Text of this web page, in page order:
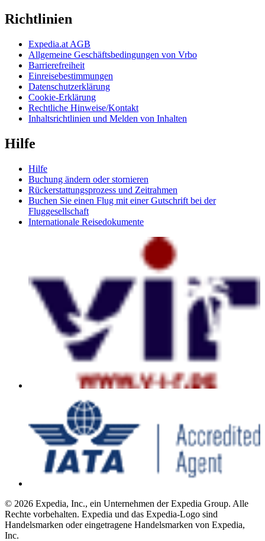
Richtlinien
Expedia.at AGB
Allgemeine Geschäftsbedingungen von Vrbo
Barrierefreiheit
Einreisebestimmungen
Datenschutzerklärung
Cookie-Erklärung
Rechtliche Hinweise/Kontakt
Inhaltsrichtlinien und Melden von Inhalten
Hilfe
Hilfe
Buchung ändern oder stornieren
Rückerstattungsprozess und Zeitrahmen
Buchen Sie einen Flug mit einer Gutschrift bei der
Fluggesellschaft
Internationale Reisedokumente
© 2026 Expedia, Inc., ein Unternehmen der Expedia Group. Alle
Rechte vorbehalten. Expedia und das Expedia-Logo sind
Handelsmarken oder eingetragene Handelsmarken von Expedia,
Inc.